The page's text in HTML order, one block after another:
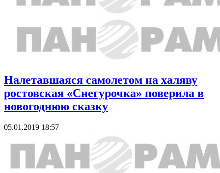
Налетавшаяся самолетом на халяву
ростовская «Снегурочка» поверила в
новогоднюю сказку
05.01.2019 18:57